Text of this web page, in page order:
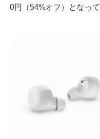
0円（54%オフ）となって